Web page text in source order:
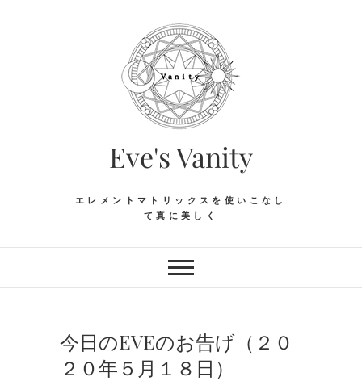
Eve's Vanity
エレメントマトリックスを使いこなし
て真に美しく
今日のEVEのお告げ（２０
２０年５月１８日）